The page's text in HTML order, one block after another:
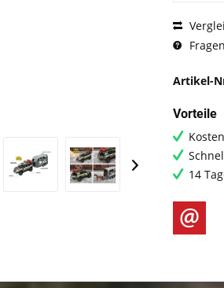
Artikel-
Vorteile
14